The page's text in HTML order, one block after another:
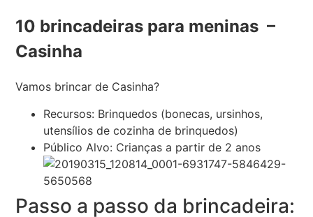
10 brincadeiras para meninas –
Casinha
Vamos brincar de Casinha?
Recursos: Brinquedos (bonecas, ursinhos,
utensílios de cozinha de brinquedos)
Público Alvo: Crianças a partir de 2 anos
Passo a passo da brincadeira: